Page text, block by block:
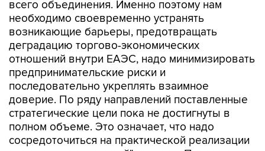
всего объединения. Именно поэтому нам
необходимо своевременно устранять
возникающие барьеры, предотвращать
деградацию торгово-экономических
отношений внутри ЕАЭС, надо минимизировать
предпринимательские риски и
последовательно укреплять взаимное
доверие. По ряду направлений поставленные
стратегические цели пока не достигнуты в
полном объеме. Это означает, что надо
сосредоточиться на практической реализации